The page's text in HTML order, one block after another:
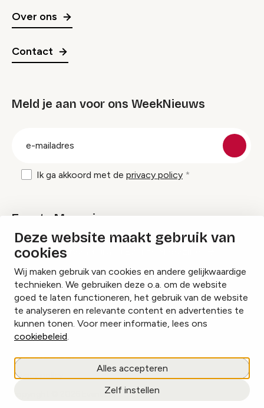
Deze website maakt gebruik van
cookies
Wij maken gebruik van cookies en andere gelijkwaardige
technieken. We gebruiken deze o.a. om de website
goed te laten functioneren, het gebruik van de website
te analyseren en relevante content en advertenties te
kunnen tonen. Voor meer informatie, lees ons
cookiebeleid.
Alles accepteren
Zelf instellen
Over ons
Contact
Meld je aan voor ons WeekNieuws
Ik ga akkoord met de privacy policy
Events Magazine
Ik ontvang graag Events Magazine
InstagramFacebookLinkedIn
Cookies beheren
Privacy policy
copyright © 2026 Events.nl